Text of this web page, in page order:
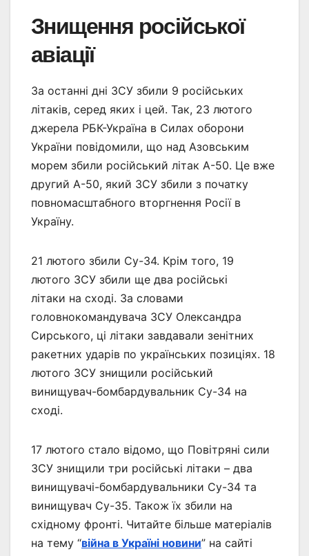
Знищення російської
авіації
За останні дні ЗСУ збили 9 російських
літаків, серед яких і цей. Так, 23 лютого
джерела РБК-Україна в Силах оборони
України повідомили, що над Азовським
морем збили російський літак А-50. Це вже
другий А-50, який ЗСУ збили з початку
повномасштабного вторгнення Росії в
Україну.
21 лютого збили Су-34. Крім того, 19
лютого ЗСУ збили ще два російські
літаки на сході. За словами
головнокомандувача ЗСУ Олександра
Сирського, ці літаки завдавали зенітних
ракетних ударів по українських позиціях. 18
лютого ЗСУ знищили російський
винищувач-бомбардувальник Су-34 на
сході.
17 лютого стало відомо, що Повітряні сили
ЗСУ знищили три російські літаки – два
винищувачі-бомбардувальники Су-34 та
винищувач Су-35. Також їх збили на
східному фронті. Читайте більше матеріалів
на тему “війна в Україні новини” на сайті